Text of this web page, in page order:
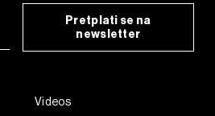
Pretplati se na
newsletter
Videos